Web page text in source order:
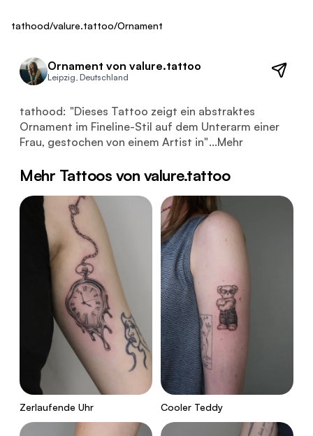
tathood/valure.tattoo/Ornament
Ornament von valure.tattoo
Leipzig, Deutschland
Dieses Tattoo zeigt ein abstraktes Ornament im
tathood: "Dieses Tattoo zeigt ein abstraktes
Ornament im Fineline-Stil auf dem Unterarm einer
Frau, gestochen von einem Artist in"...Mehr
Mehr Tattoos von valure.tattoo
Zerlaufende Uhr Cooler Teddy